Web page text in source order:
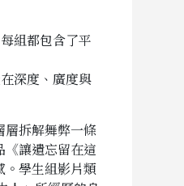
組都包含了平
深度、廣度與
拆解舞弊一條
讓遺忘留在這
學生組影片類